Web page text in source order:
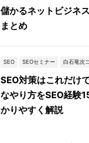
儲かるネットビジネ
まとめ
SEO SEOセミナー 白石竜次
SEO対策はこれだけ
なやり方をSEO経験
かりやすく解説